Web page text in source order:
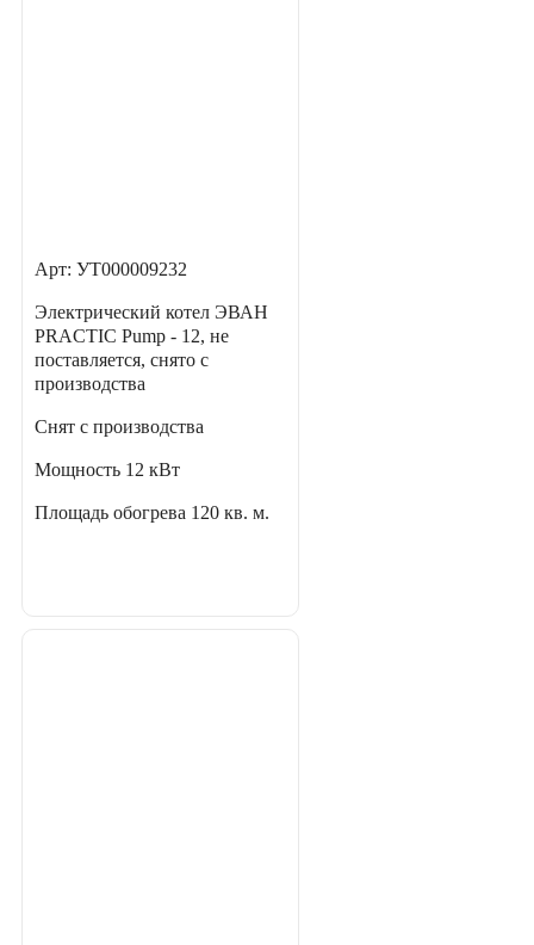
Арт: УТ000009232
Электрический котел ЭВАН
PRACTIC Pump - 12, не
поставляется, снято с
производства
Снят с производства
Мощность 12 кВт
Площадь обогрева 120 кв. м.